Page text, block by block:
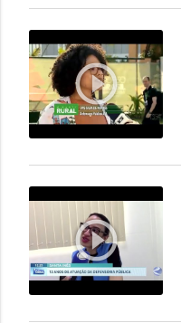
play_circle_outline
play_circle_outline